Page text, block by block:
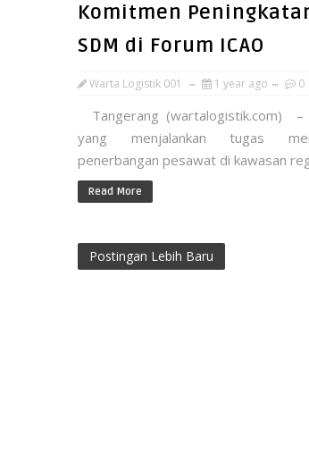
Komitmen
SDM di Forum ICAO
Warta Logistik 001 1 year ago 0
Tangerang (wartalogistik.com)
yang menjalankan tugas
penerbangan pesawat di kawasan
Read More
Postingan Lebih Baru